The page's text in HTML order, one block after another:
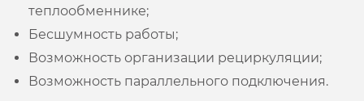
теплообменнике;
Бесшумность работы;
Возможность организации рециркуляции;
Возможность параллельного подключения.